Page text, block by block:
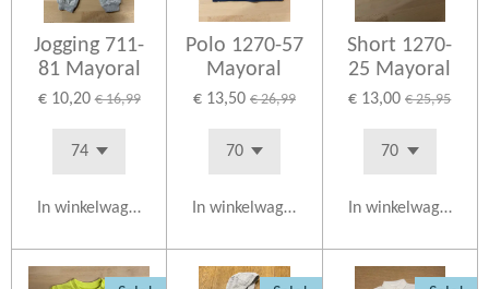
Jogging 711-
81 Mayoral
€ 10,20 € 16,99
In winkelwagen
Polo 1270-57
Mayoral
€ 13,50 € 26,99
In winkelwagen
Short 1270-
25 Mayoral
€ 13,00 € 25,95
In winkelwagen